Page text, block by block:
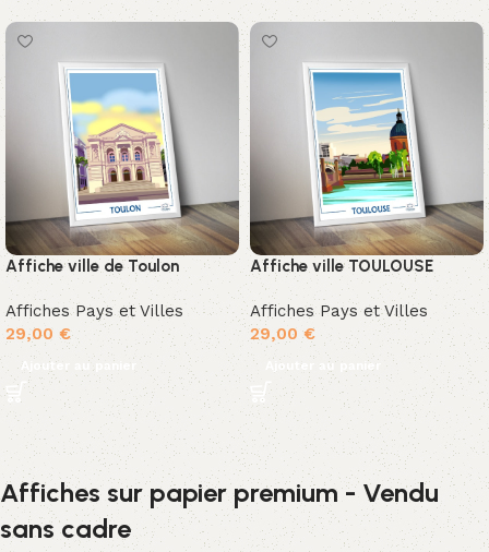
Affiche ville de Toulon
Affiches Pays et Villes
29,00 €
Ajouter au panier
Affiche ville TOULOUSE
Affiches Pays et Villes
29,00€
Ajouter au panier
Affiches sur papier premium - Vendu
sans cadre